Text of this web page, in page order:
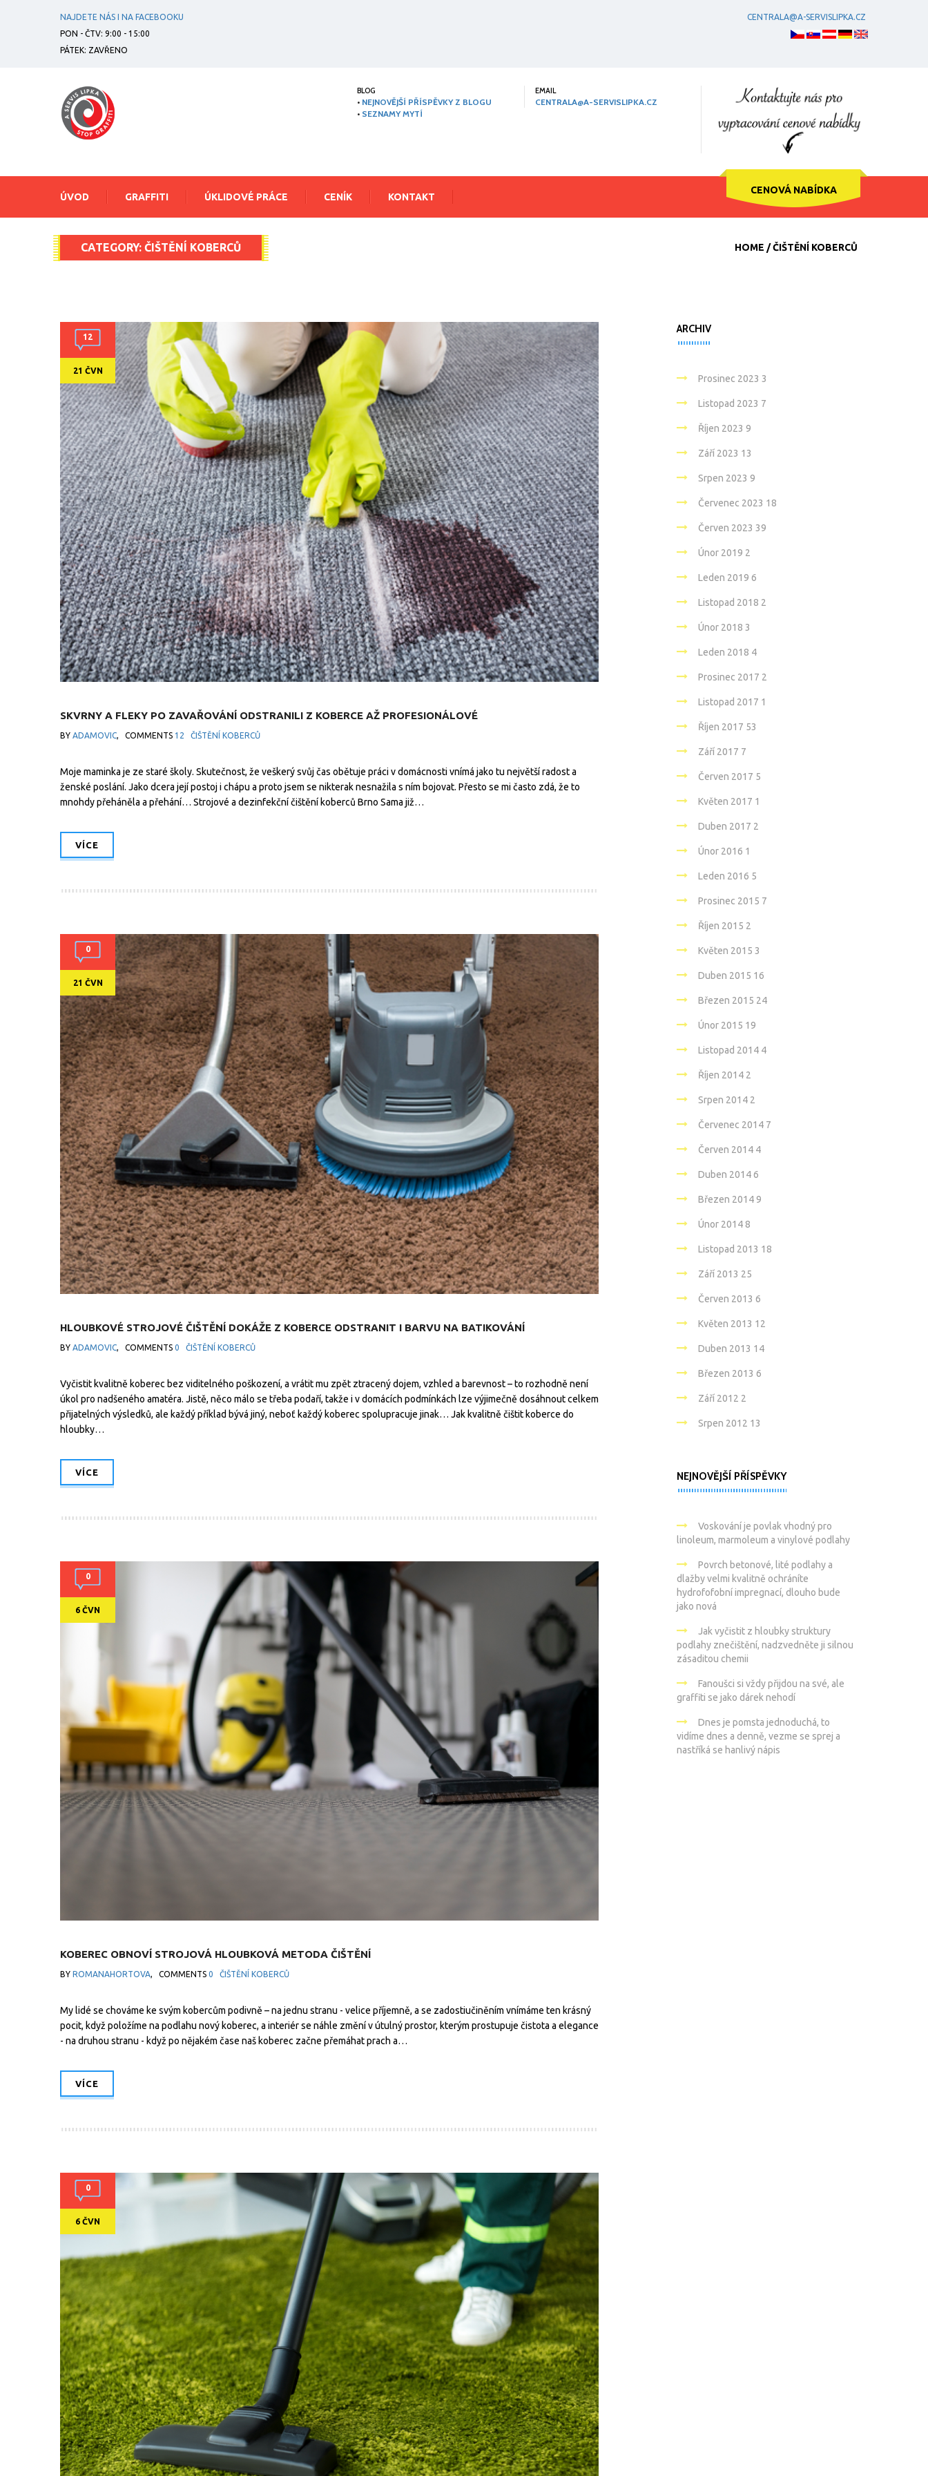
NAJDETE NÁS I NA FACEBOOKU
PON - ČTV: 9:00 - 15:00
PÁTEK: ZAVŘENO
CENTRALA@A-SERVISLIPKA.CZ
BLOG
• NEJNOVĚJŠÍ PŘÍSPĚVKY Z BLOGU
• SEZNAMY MYTÍ
EMAIL
CENTRALA@A-SERVISLIPKA.CZ
ÚVOD GRAFFITI ÚKLIDOVÉ PRÁCE CENÍK KONTAKT
CENOVÁ NABÍDKA
CATEGORY: ČIŠTĚNÍ KOBERCŮ HOME ČIŠTĚNÍ KOBERCŮ
12
21 ČVN
SKVRNY A FLEKY PO ZAVAŘOVÁNÍ ODSTRANILI Z KOBERCE AŽ PROFESIONÁLOVÉ
BY ADAMOVIC, COMMENTS 12 ČIŠTĚNÍ KOBERCŮ
Moje maminka je ze staré školy. Skutečnost, že veškerý svůj čas obětuje práci v domácnosti vnímá jako tu největší radost a
ženské poslání. Jako dcera její postoj i chápu a proto jsem se nikterak nesnažila s ním bojovat. Přesto se mi často zdá, že to
mnohdy přeháněla a přehání… Strojové a dezinfekční čištění koberců Brno Sama již…
VÍCE
0
21 ČVN
HLOUBKOVÉ STROJOVÉ ČIŠTĚNÍ DOKÁŽE Z KOBERCE ODSTRANIT I BARVU NA BATIKOVÁNÍ
BY ADAMOVIC, COMMENTS 0 ČIŠTĚNÍ KOBERCŮ
Vyčistit kvalitně koberec bez viditelného poškození, a vrátit mu zpět ztracený dojem, vzhled a barevnost – to rozhodně není
úkol pro nadšeného amatéra. Jistě, něco málo se třeba podaří, takže i v domácích podmínkách lze výjimečně dosáhnout celkem
přijatelných výsledků, ale každý příklad bývá jiný, neboť každý koberec spolupracuje jinak… Jak kvalitně čištit koberce do
hloubky…
VÍCE
0
6 ČVN
KOBEREC OBNOVÍ STROJOVÁ HLOUBKOVÁ METODA ČIŠTĚNÍ
BY ROMANAHORTOVA, COMMENTS 0 ČIŠTĚNÍ KOBERCŮ
My lidé se chováme ke svým kobercům podivně – na jednu stranu - velice příjemně, a se zadostiučiněním vnímáme ten krásný
pocit, když položíme na podlahu nový koberec, a interiér se náhle změní v útulný prostor, kterým prostupuje čistota a elegance
- na druhou stranu - když po nějakém čase naš koberec začne přemáhat prach a…
VÍCE
0
6 ČVN
ARCHIV
Prosinec 2023 3
Listopad 2023 7
Říjen 2023 9
Září 2023 13
Srpen 2023 9
Červenec 2023 18
Červen 2023 39
Únor 2019 2
Leden 2019 6
Listopad 2018 2
Únor 2018 3
Leden 2018 4
Prosinec 2017 2
Listopad 2017 1
Říjen 2017 53
Září 2017 7
Červen 2017 5
Květen 2017 1
Duben 2017 2
Únor 2016 1
Leden 2016 5
Prosinec 2015 7
Říjen 2015 2
Květen 2015 3
Duben 2015 16
Březen 2015 24
Únor 2015 19
Listopad 2014 4
Říjen 2014 2
Srpen 2014 2
Červenec 2014 7
Červen 2014 4
Duben 20146
Březen 2014 9
Únor 2014 8
Listopad 2013 18
Září 2013 25
Červen 2013 6
Květen 2013 12
Duben 2013 14
Březen 2013 6
Září 2012 2
Srpen 2012 13
NEJNOVĚJŠÍ PŘÍSPĚVKY
Voskování je povlak vhodný pro
linoleum, marmoleum a vinylové podlahy
Povrch betonové, lité podlahy a
dlažby velmi kvalitně ochráníte
hydrofofobní impregnací, dlouho bude
jako nová
Jak vyčistit z hloubky struktury
podlahy znečištění, nadzvedněte ji silnou
zásaditou chemii
Fanoušci si vždy přijdou na své, ale
graffiti se jako dárek nehodí
Dnes je pomsta jednoduchá, to
vidíme dnes a denně, vezme se sprej a
nastříká se hanlivý nápis